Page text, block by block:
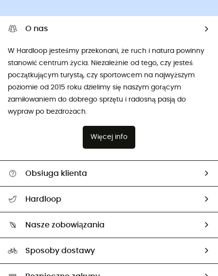
O nas
W Hardloop jesteśmy przekonani, że ruch i natura powinny
stanowić centrum życia. Niezależnie od tego, czy jesteś
początkującym turystą, czy sportowcem na najwyższym
poziomie od 2015 roku dzielimy się naszym gorącym
zamiłowaniem do dobrego sprzętu i radosną pasją do
wypraw po bezdrożach.
Więcej info
Obsługa klienta
Śledzenie przesyłki
Zwrot artykułów i zwrot środków
Hardloop
Ambasadorzy
Nasze zobowiązania
Neutralność węglowa
Wybrane produkty eko
Sposoby dostawy